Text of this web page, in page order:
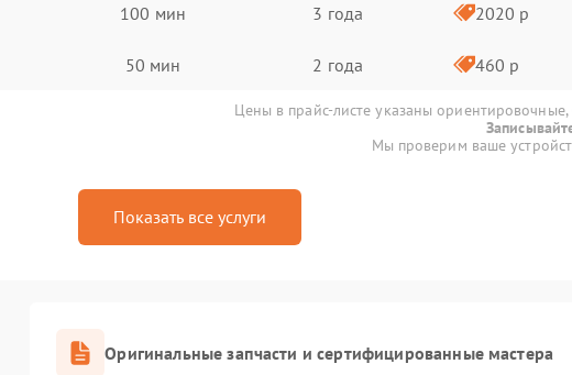
100 мин 3 года 2020 р
50 мин 2 года 460 р
Цены в прайс-листе указаны ориентировочные,
Мы проверим ваше
Показать все услуги
Оригинальные запчасти и сертифицированные мастера